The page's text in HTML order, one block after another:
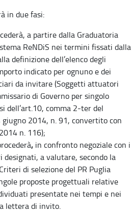
in due fasi:
a partire dalla Graduatoria
ReNDiS nei termini fissati dalla
definizione dell’elenco degli
indicato per ognuno e dei
da invitare (Soggetti attuatori
di Governo per singolo
dell’art.10, comma 2-ter del
2014, n. 91, convertito con
n. 116);
, in confronto negoziale con i
a valutare, secondo la
di selezione del PR Puglia
proposte progettuali relative
presentate nei tempi e nei
lettera di invito.